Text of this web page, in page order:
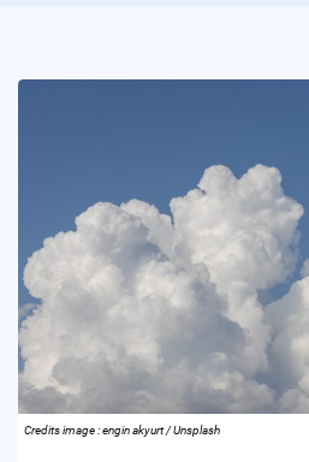
Credits image : engin akyurt / Unsplash